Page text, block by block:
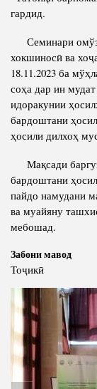
Салоҳият
Мақолаҳо
ПРЕЗИДЕНТИ
Сохтори
Таърихи
гардид.
Семинари
хокшиносӣ ва
18.11.2023 ба
соҳа дар ин
идоракунии
бардоштани
ҳосили дилхоҳ
Мақсади
бардоштани
пайдо намудани
ва муайяну
мебошад.
Забони мавод
Тоҷикӣ